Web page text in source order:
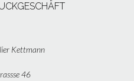
Kettmann
46